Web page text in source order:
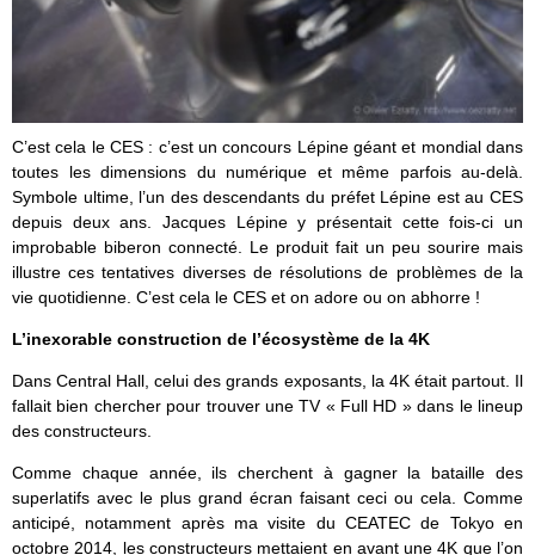
C’est cela le CES : c’est un concours Lépine géant et mondial dans
toutes les dimensions du numérique et même parfois au-delà.
Symbole ultime, l’un des descendants du préfet Lépine est au CES
depuis deux ans. Jacques Lépine y présentait cette fois-ci un
improbable biberon connecté. Le produit fait un peu sourire mais
illustre ces tentatives diverses de résolutions de problèmes de la
vie quotidienne. C’est cela le CES et on adore ou on abhorre !
L’inexorable construction de l’écosystème de la 4K
Dans Central Hall, celui des grands exposants, la 4K était partout. Il
fallait bien chercher pour trouver une TV « Full HD » dans le lineup
des constructeurs.
Comme chaque année, ils cherchent à gagner la bataille des
superlatifs avec le plus grand écran faisant ceci ou cela. Comme
anticipé, notamment après ma visite du CEATEC de Tokyo en
octobre 2014, les constructeurs mettaient en avant une 4K que l’on